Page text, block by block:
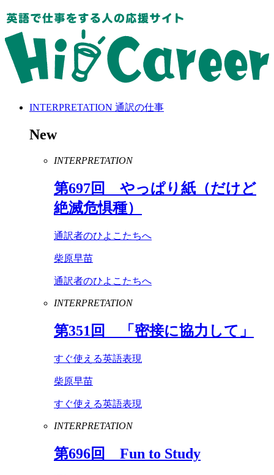
INTERPRETATION 通訳の仕事
New
INTERPRETATION
第697回 やっぱり紙（だけど
絶滅危惧種）
通訳者のひよこたちへ
柴原早苗
通訳者のひよこたちへ
INTERPRETATION
第351 回 「密接に協力して」
すぐ使える英語表現
柴原早苗
すぐ使える英語表現
INTERPRETATION
第696回 Fun to Study